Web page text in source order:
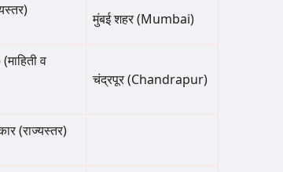
मुंबई शहर (Mumbai)
व
चंद्रपूर (Chandrapur)
(राज्यस्तर)